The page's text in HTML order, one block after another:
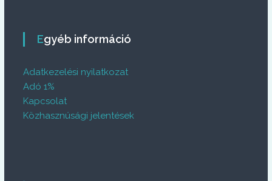
Egyéb információ
Adatkezelési nyilatkozat
Adó 1%
Kapcsolat
Közhasznúsági jelentések